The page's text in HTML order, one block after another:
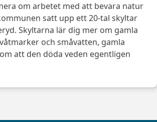
om arbetet med att bevara natur
satt upp ett 20-tal skyltar
Skyltarna lär dig mer om gamla
och småvatten, gamla
att den döda veden egentligen